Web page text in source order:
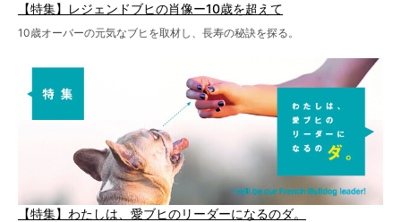
【特集】レジェンドブヒの肖像ー10歳を超えて
10歳オーバーの元気なブヒを取材し、長寿の秘訣を探る。
【特集】わたしは、愛ブヒのリーダーになるのダ。